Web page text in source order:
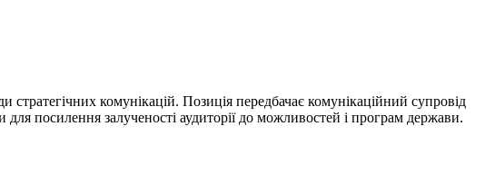
комунікацій. Позиція передбачає комунікаційний супровід
посилення залученості аудиторії до можливостей і програм держави.